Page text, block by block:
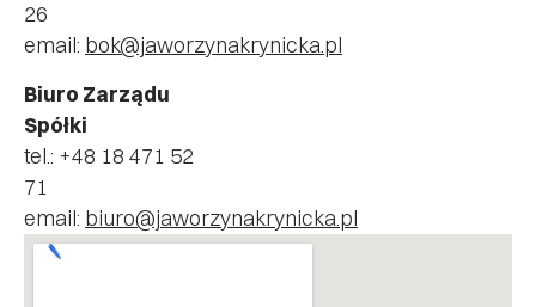
26
email: bok@jaworzynakrynicka.pl
Biuro Zarządu
Spółki
tel.: +48 18 471 52
71
email: biuro@jaworzynakrynicka.pl